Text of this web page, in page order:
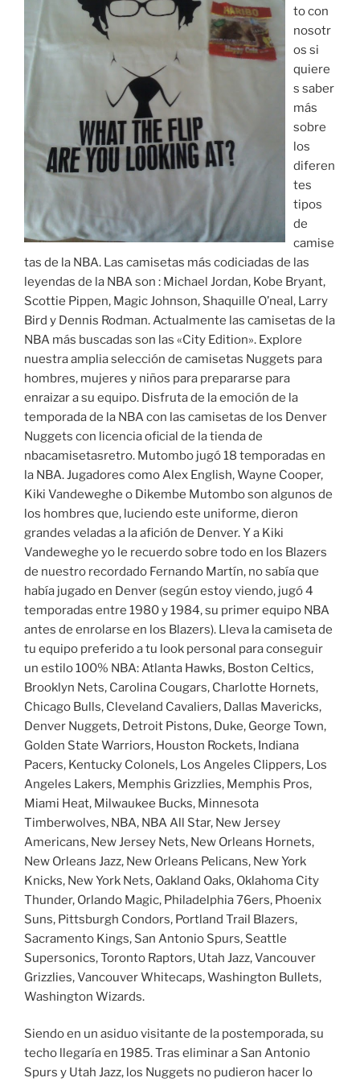
to con
nosotr
os si
quiere
s saber
más
sobre
los
diferen
tes
tipos
de
camise
tas de la NBA. Las camisetas más codiciadas de las
leyendas de la NBA son : Michael Jordan, Kobe Bryant,
Scottie Pippen, Magic Johnson, Shaquille O’neal, Larry
Bird y Dennis Rodman. Actualmente las camisetas de la
NBA más buscadas son las «City Edition». Explore
nuestra amplia selección de camisetas Nuggets para
hombres, mujeres y niños para prepararse para
enraizar a su equipo. Disfruta de la emoción de la
temporada de la NBA con las camisetas de los Denver
Nuggets con licencia oficial de la tienda de
nbacamisetasretro. Mutombo jugó 18 temporadas en
la NBA. Jugadores como Alex English, Wayne Cooper,
Kiki Vandeweghe o Dikembe Mutombo son algunos de
los hombres que, luciendo este uniforme, dieron
grandes veladas a la afición de Denver. Y a Kiki
Vandeweghe yo le recuerdo sobre todo en los Blazers
de nuestro recordado Fernando Martín, no sabía que
había jugado en Denver (según estoy viendo, jugó 4
temporadas entre 1980 y 1984, su primer equipo NBA
antes de enrolarse en los Blazers). Lleva la camiseta de
tu equipo preferido a tu look personal para conseguir
un estilo 100% NBA: Atlanta Hawks, Boston Celtics,
Brooklyn Nets, Carolina Cougars, Charlotte Hornets,
Chicago Bulls, Cleveland Cavaliers, Dallas Mavericks,
Denver Nuggets, Detroit Pistons, Duke, George Town,
Golden State Warriors, Houston Rockets, Indiana
Pacers, Kentucky Colonels, Los Angeles Clippers, Los
Angeles Lakers, Memphis Grizzlies, Memphis Pros,
Miami Heat, Milwaukee Bucks, Minnesota
Timberwolves, NBA, NBA All Star, New Jersey
Americans, New Jersey Nets, New Orleans Hornets,
New Orleans Jazz, New Orleans Pelicans, New York
Knicks, New York Nets, Oakland Oaks, Oklahoma City
Thunder, Orlando Magic, Philadelphia 76ers, Phoenix
Suns, Pittsburgh Condors, Portland Trail Blazers,
Sacramento Kings, San Antonio Spurs, Seattle
Supersonics, Toronto Raptors, Utah Jazz, Vancouver
Grizzlies, Vancouver Whitecaps, Washington Bullets,
Washington Wizards.
Siendo en un asiduo visitante de la postemporada, su
techo llegaría en 1985. Tras eliminar a San Antonio
Spurs y Utah Jazz, los Nuggets no pudieron hacer lo